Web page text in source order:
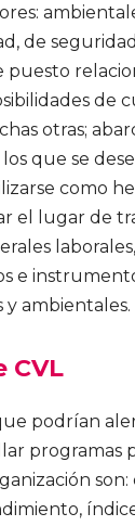
de
puesto
de
otras;
que se
como
el lugar de
e
y ambientales.
CVL
podrían
programas